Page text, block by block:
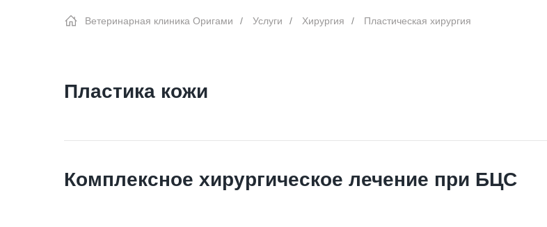
Ветеринарная клиника Оригами / Услуги / Хирургия / Пластическая хирургия
Пластика кожи
Комплексное хирургическое лечение при БЦС